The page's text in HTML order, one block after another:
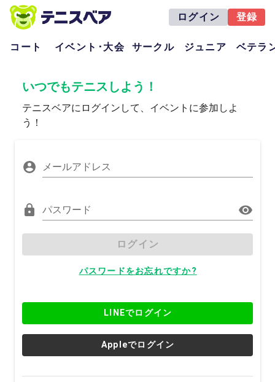
ログイン 登録
コート イベント･大会 サークル ジュニア ベテラ
いつでもテニスしよう！
テニスベアにログインして、イベントに参加しよ
う！
メールアドレス
パスワード
ログイン
パスワードをお忘れですか?
LINEでログイン
Appleでログイン